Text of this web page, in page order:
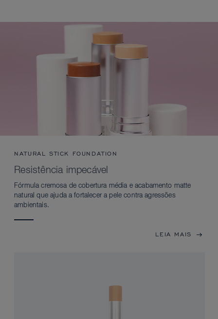
NATURAL STICK FOUNDATION
Resistência impecável
Fórmula cremosa de cobertura média e acabamento matte
natural que ajuda a fortalecer a pele contra agressões
ambientais.
LEIA MAIS